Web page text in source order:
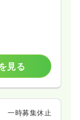
見る
一時募集休止